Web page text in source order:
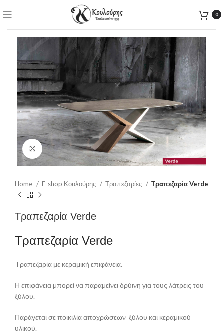
0
Click to enlarge
Home E-shop Κουλούρης Τραπεζαρίες Τραπεζαρία Verde
Τραπεζαρία Verde
Τραπεζαρία Verde
Tραπεζαρία με κεραμική επιφάνεια.
Η επιφάνεια μπορεί να παραμείνει δρύινη για τους λάτρεις του
ξύλου.
Παράγεται σε ποικιλία αποχρώσεων ξύλου και κεραμικού
υλικού.